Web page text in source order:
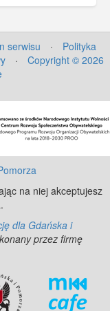
serwisu ·
Polityka
·
Copyright © 2026
na niej akceptujesz
dla Gdańska i
przez firmę